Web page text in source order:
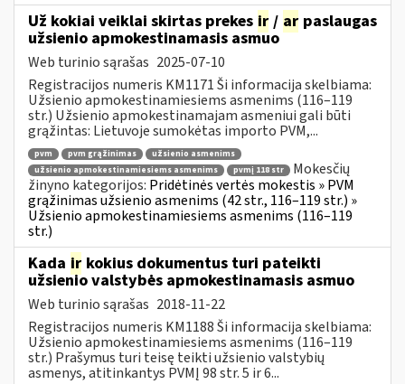
Už kokiai veiklai skirtas prekes ir / ar paslaugas
užsienio apmokestinamasis asmuo
Web turinio sąrašas 2025-07-10
Registracijos numeris KM1171 Ši informacija skelbiama:
Užsienio apmokestinamiesiems asmenims (116–119
str.) Užsienio apmokestinamajam asmeniui gali būti
grąžintas: Lietuvoje sumokėtas importo PVM,...
pvm pvm grąžinimas
užsienio asmenims
užsienio apmokestinamiesiems asmenims
pvmį 118 str
Mokesčių
žinyno kategorijos: Pridėtinės vertės mokestis » PVM
grąžinimas užsienio asmenims (42 str., 116–119 str.) »
Užsienio apmokestinamiesiems asmenims (116–119
str.)
Kada ir kokius dokumentus turi pateikti
užsienio valstybės apmokestinamasis asmuo
Web turinio sąrašas 2018-11-22
Registracijos numeris KM1188 Ši informacija skelbiama:
Užsienio apmokestinamiesiems asmenims (116–119
str.) Prašymus turi teisę teikti užsienio valstybių
asmenys, atitinkantys PVMĮ 98 str. 5 ir 6...